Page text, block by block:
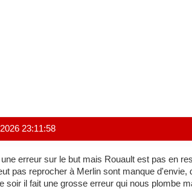
23:11:58
une erreur sur le but mais Rouault est pas en
pas reprocher à Merlin sont manque
soir il fait une grosse erreur qui nous plombe